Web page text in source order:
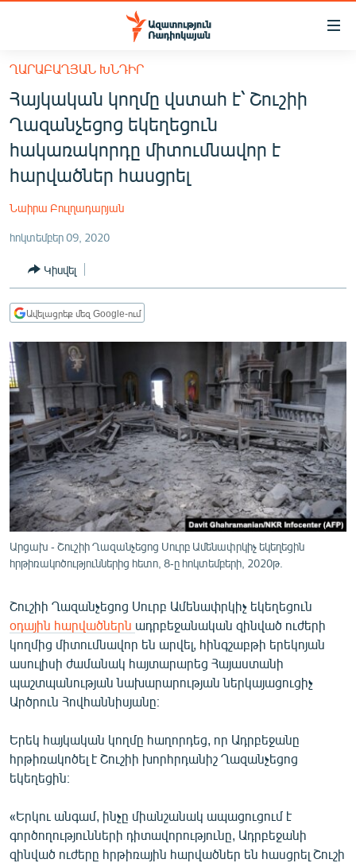
Մատչելիության
հիմնական
բովանդակությանը
Անցնել
հիմնական
մենյուին
Որոնում
ՀԱՅԱՍՏԱՆ
ՔԱՂԱՔԱԿԱՆ
ԸՆՏՐՈՒԹՅՈՒՆՆԵՐ 2026
ՊԱՏԵՐԱԶՄԻ 6 ՇԱԲԱԹՆԵՐԸ
ՏԱՐԱԾԱՇՐՋԱՆ
ՄԻՋԱԶԳԱՅԻՆ
ՄՇԱԿՈՒՅԹ
ՍՊՈՐՏ
ՄԵԿՆԱԲԱՆՈՒԹՅՈՒՆ
ՏՏ ԵՒ ԻՆՏԵՐՆԵՏ
ԿՈՐՈՆԱՎԻՐՈՒՍ
ԱՐԽԻՎ
ՏԵՍԱՆՅՈՒԹԵՐ
ԲԱՆԱՎԵՃ
ՁԳՏԵԼՈՎ ԼԱՎԱԳՈՒՅՆԻՆ
ՓՈԴՔԱՍԹ
Հայերեն
Русский
ՂԱՐԱԲԱՂՅԱՆ ԽՆԴԻՐ
Հայկական կողմը վստահ է՝ Շուշիի
Ղազանչեցոց եկեղեցուն
հակառակորդը միտումնավոր է
հարվածներ հասցրել
Նաիրա Բուլղադարյան
հոկտեմբեր 09, 2020
Կիսվել
Ավելացրեք մեզ Google-ում
Արցախ - Շուշիի Ղազանչեցոց Սուրբ Ամենափրկիչ եկեղեցին
հրթիռակոծություններից հետո, 8-ը հոկտեմբերի, 2020թ.
Շուշիի Ղազանչեցոց Սուրբ Ամենափրկիչ եկեղեցուն
օդային հարվածներն ադրբեջանական զինված ուժերի
կողմից միտումնավոր են արվել, հինգշաբթի երեկոյան
ասուլիսի ժամանակ հայտարարեց Հայաստանի
պաշտպանության նախարարության ներկայացուցիչ
Արծրուն Հովհաննիսյանը։
Երեկ հայկական կողմը հաղորդեց, որ Ադրբեջանը
հրթիռակոծել է Շուշիի խորհրդանիշ Ղազանչեցոց
եկեղեցին։
«Երկու անգամ, ինչը միանշանակ ապացուցում է
գործողությունների դիտավորությունը, Ադրբեջանի
զինված ուժերը հրթիռային հարվածներ են հասցրել Շուշի